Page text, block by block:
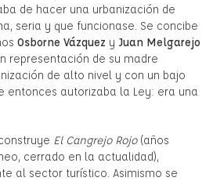
de hacer una urbanización de
seria y que funcionase. Se concibe
Osborne Vázquez y Juan Melgarejo
representación de su madre
de alto nivel y con un bajo
entonces autorizaba la Ley: era una
El Cangrejo Rojo(años
cerrado en la actualidad),
al sector turístico. Asimismo se